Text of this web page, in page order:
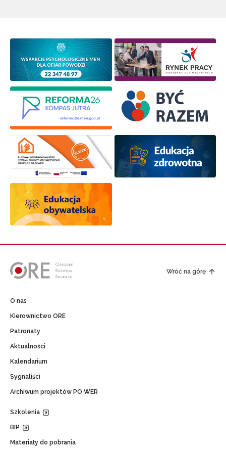
Wróć na górę
O nas
Kierownictwo ORE
Patronaty
Aktualności
Kalendarium
Sygnaliści
Archiwum projektów PO WER
Szkolenia
BIP
Materiały do pobrania